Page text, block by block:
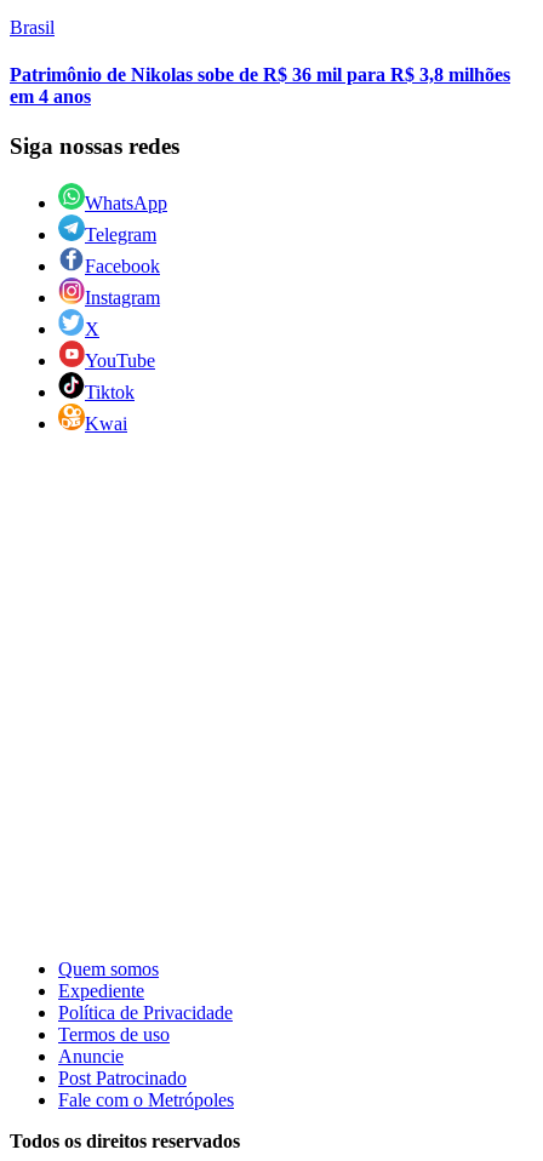
Brasil
Patrimônio de Nikolas sobe de R$ 36 mil para R$ 3,8 milhões
em 4 anos
Siga nossas redes
WhatsApp
Telegram
Facebook
Instagram
X
YouTube
Tiktok
Kwai
Quem somos
Expediente
Política de Privacidade
Termos de uso
Anuncie
Post Patrocinado
Fale com o Metrópoles
Todos os direitos reservados